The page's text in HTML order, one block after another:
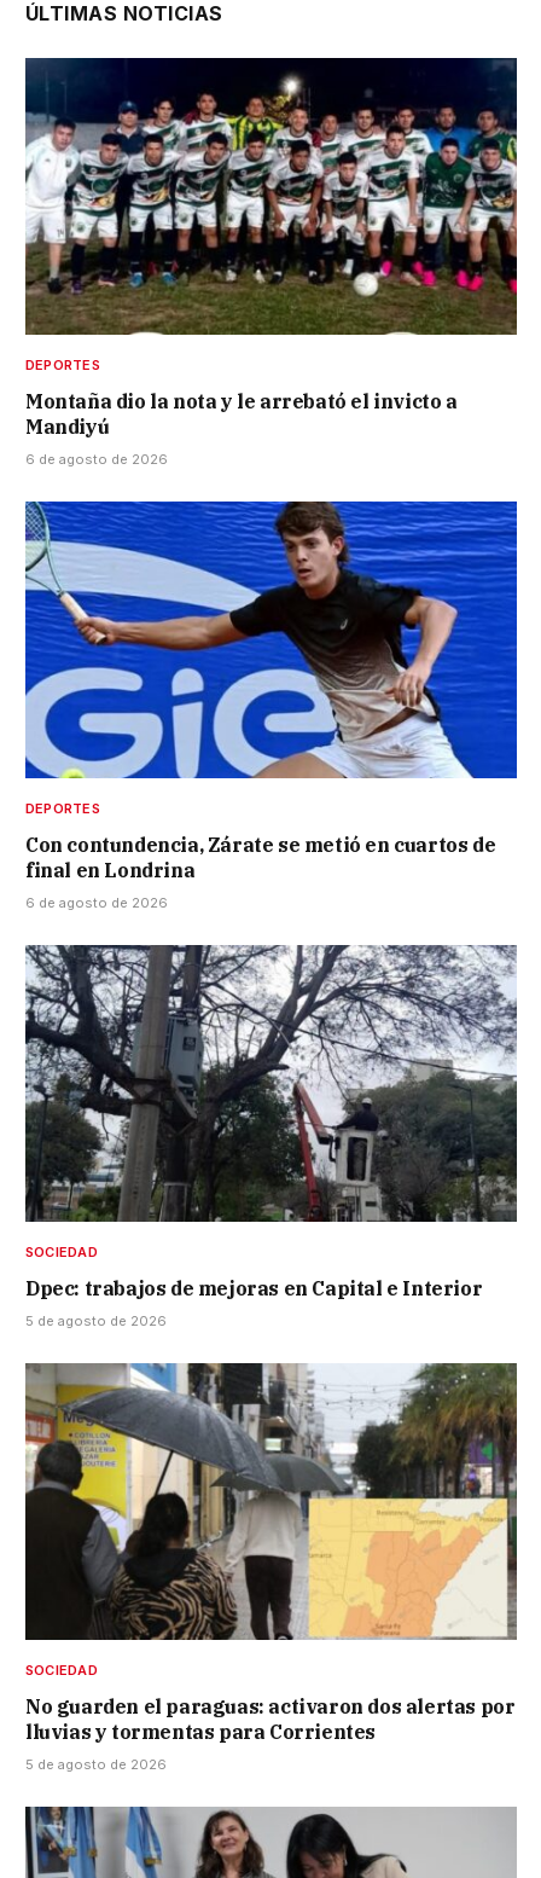
ÚLTIMAS NOTICIAS
DEPORTES
Montaña dio la nota y le arrebató el invicto a
Mandiyú
6 de agosto de 2026
DEPORTES
Con contundencia, Zárate se metió en cuartos de
final en Londrina
6 de agosto de 2026
SOCIEDAD
Dpec: trabajos de mejoras en Capital e Interior
5 de agosto de 2026
SOCIEDAD
No guarden el paraguas: activaron dos alertas por
lluvias y tormentas para Corrientes
5 de agosto de 2026